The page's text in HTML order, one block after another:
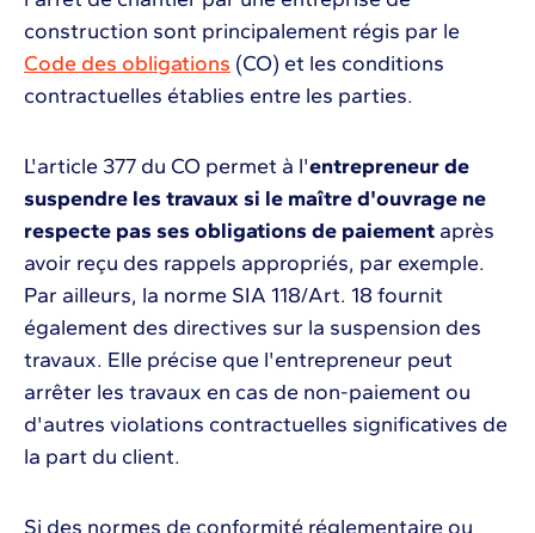
construction sont principalement régis par le
Code des obligations (CO) et les conditions
contractuelles établies entre les parties.
L'article 377 du CO permet à l'entrepreneur de
suspendre les travaux si le maître d'ouvrage ne
respecte pas ses obligations de paiement après
avoir reçu des rappels appropriés, par exemple.
Par ailleurs, la norme SIA 118/Art. 18 fournit
également des directives sur la suspension des
travaux. Elle précise que l'entrepreneur peut
arrêter les travaux en cas de non-paiement ou
d'autres violations contractuelles significatives de
la part du client.
Si des normes de conformité réglementaire ou